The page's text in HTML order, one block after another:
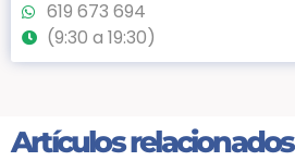
619 673 694
(9:30 a 19:30)
Artículos relacionados